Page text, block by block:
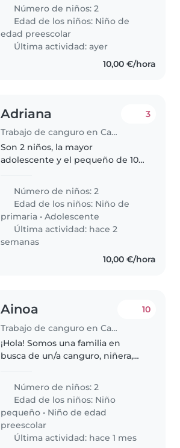
holandés y también un poquito
de español. Durante el verano..
Número de niños: 2
Edad de los niños: Niño de
edad preescolar
Última actividad: ayer
10,00 €/hora
Adriana
Trabajo de canguro en Cambrils
3
Son 2 niños, la mayor
adolescente y el pequeño de 10
habladores, muy divertidos y
juguetones
Número de niños: 2
Edad de los niños: Niño de
primaria •Adolescente
Última actividad: hace 2
semanas
10,00 €/hora
Ainoa
Trabajo de canguro en Cambrils
10
¡Hola! Somos una familia en
busca de un/a canguro, niñera,
padres que quieran ayudarse
mutuamente para cuidar a
nuestros dos hijos, un/a niño/a en
edad..
Número de niños: 2
Edad de los niños: Niño
pequeño • Niño de edad
preescolar
Última actividad: hace 1 mes